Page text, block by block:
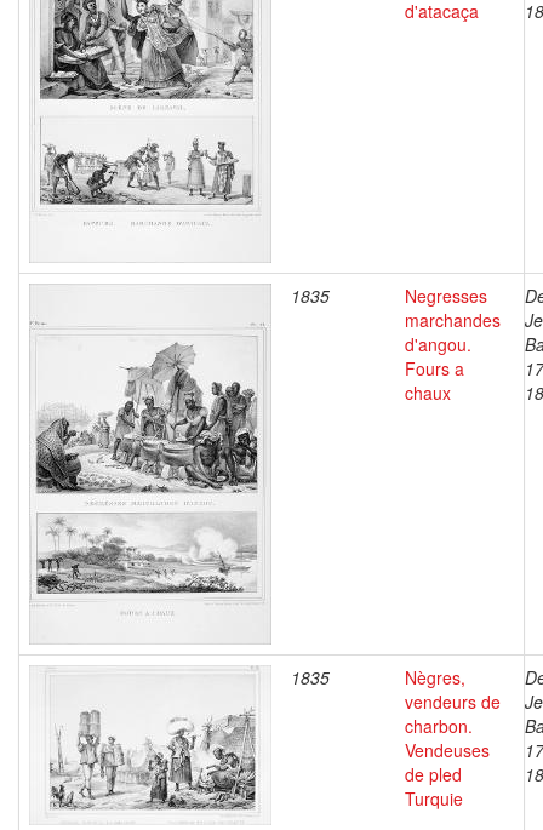
d'atacaça
1835
Negresses
marchandes
d'angou.
Fours a
chaux
1835
Nègres,
vendeurs de
charbon.
Vendeuses
de pled
Turquie